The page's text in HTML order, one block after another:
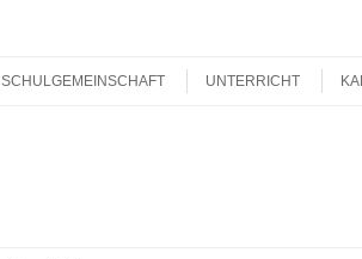
SCHULGEMEINSCHAFT UNTERRICHT